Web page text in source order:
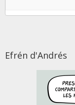
Efrén d'Andrés